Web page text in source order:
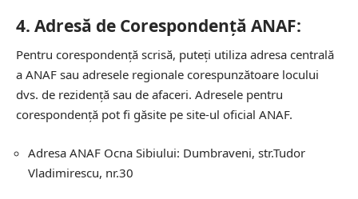
4. Adresă de Corespondență ANAF:
Pentru corespondență scrisă, puteți utiliza adresa centrală
a ANAF sau adresele regionale corespunzătoare locului
dvs. de rezidență sau de afaceri. Adresele pentru
corespondență pot fi găsite pe site-ul oficial ANAF.
Adresa ANAF Ocna Sibiului: Dumbraveni, str.Tudor
Vladimirescu, nr.30